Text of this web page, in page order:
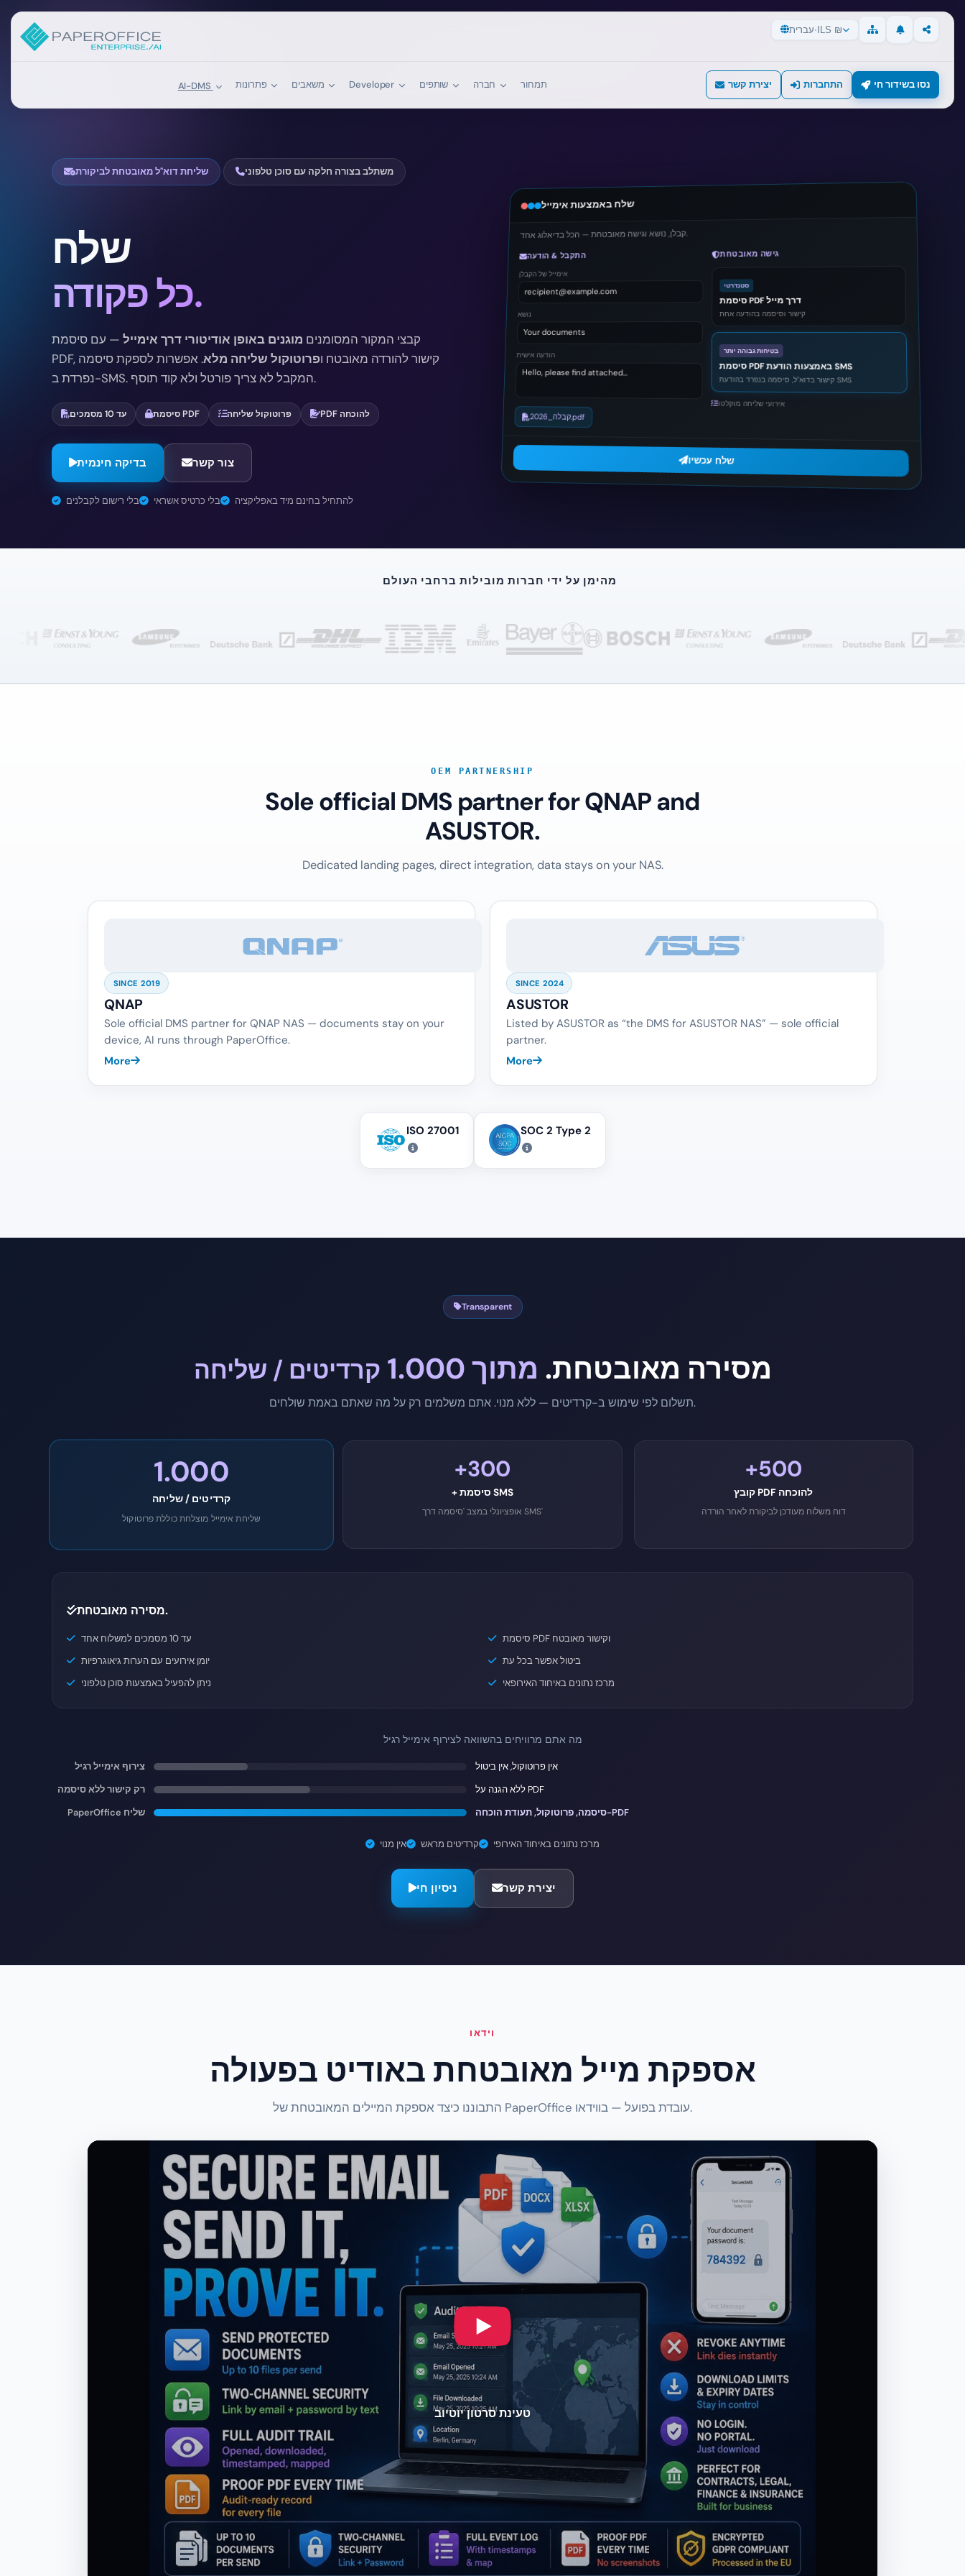
עברית·ILS ₪ מפת אתרעדכוניםשיתוף
AI-DMS פתרונות Developer תמחור יצירת קשר התחברות נסו בשידור חי
שליחת דוא"ל מאובטחת לביקורת משתלב בצורה חלקה עם סוכן טלפוני
שלח
כל אישור.
קבצי המקור המסומנים מוגנים באופן אודיטורי דרך אימייל — עם סיסמת
PDF, קישור להורדה מאובטח ופרוטוקול שליחה מלא. אפשרות לספקת סיסמה
נפרדת ב-SMS. המקבל לא צריך פורטל ולא קוד תוסף.
עד 10 מסמכים סיסמת PDF פרוטוקול שליחה PDF להוכחה
בדיקה חינמית צור קשר
בלי רישום לקבלנים בלי כרטיס אשראי להתחיל בחינם מיד באפליקציה
שלח באמצעות אימייל
קבלן, נושא וגישה מאובטחת — הכל בדיאלוג אחד.
התקבל & הודעה
אימייל של הקבלן
recipient@example.com
נושא
Your documents
הודעה אישית
Hello, please find attached…
קבלה_2026.pdf
גישה מאובטחת
סטנדרטי
סיסמת PDF דרך מייל
קישור וסיסמה בהודעה אחת
בטיחות גבוהה יותר
סיסמת PDF באמצעות הודעת SMS
קישור בדוא"ל, סיסמה בנפרד בהודעת SMS
אירועי שליחה מוקלטו
שלח עכשיו
מהימן על ידי חברות מובילות ברחבי העולם
OEM PARTNERSHIP
Sole official DMS partner for QNAP and
ASUSTOR.
Dedicated landing pages, direct integration, data stays on your NAS.
SINCE 2019
QNAP
Sole official DMS partner for QNAP NAS — documents stay on your
device, AI runs through PaperOffice.
More
SINCE 2024
ASUSTOR
Listed by ASUSTOR as “the DMS for ASUSTOR NAS” — sole official
partner.
More
ISO 27001 SOC 2 Type 2
Transparent
מסירה מאובטחת. מתוך1.000 קרדיטים / שליחה
תשלום לפי שימוש ב-קרדיטים — ללא מנוי. אתם משלמים רק על מה שאתם באמת שולחים.
1.000
קרדיטים / שליחה
שליחת אימייל מוצלחת כוללת פרוטוקול
+300
+ סיסמת SMS
אופציונלי במצב 'סיסמה דרך SMS'
+500
קובץ PDF להוכחה
דוח משלוח מעודכן לביקורת לאחר הורדה
מסירה מאובטחת.
עד 10 מסמכים למשלוח אחד
סיסמת PDF וקישור מאובטח
יומן אירועים עם הערות גיאוגרפיות
ביטול אפשר בכל עת
ניתן להפעיל באמצעות סוכן טלפוני
מרכז נתונים באיחוד האירופאי
מה אתם מרוויחים בהשוואה לצירוף אימייל רגיל
צירוף אימייל רגיל
אין פרוטוקול, אין ביטול
רק קישור ללא סיסמה
ללא הגנה על PDF
PaperOffice שליח
סיסמה, פרוטוקול, תעודת הוכחה-PDF
אין מנוי קרדיטים מראש מרכז נתונים באיחוד האירופי
ניסיון חי יצירת קשר
וידאו
אספקת מייל מאובטחת באודיט בפעולה
התבוננו כיצד אספקת המיילים המאובטחת של PaperOffice עובדת בפועל — בווידאו.
טעינת סרטון יוטיוב